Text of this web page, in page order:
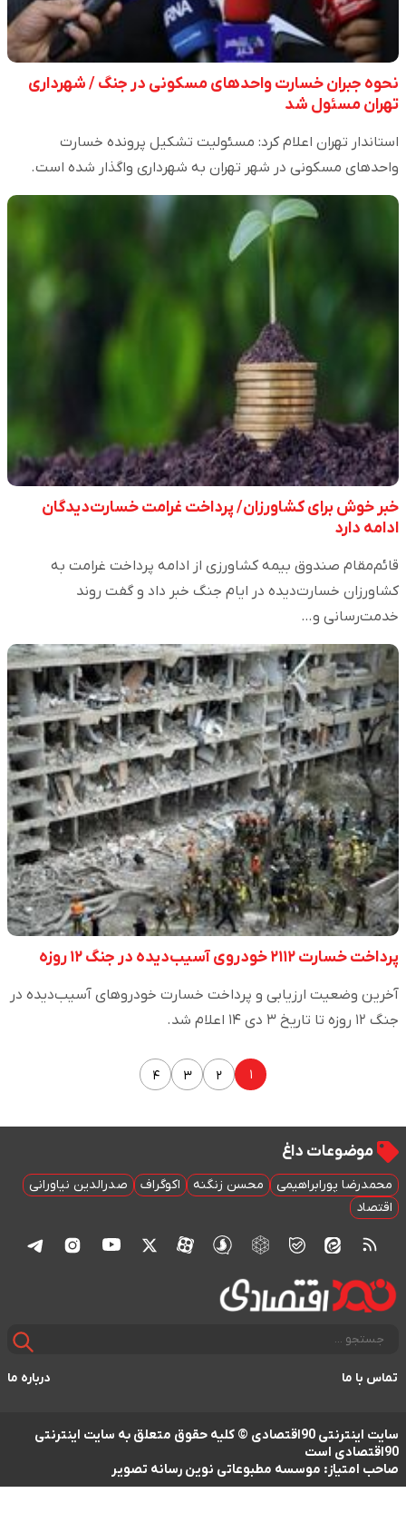
نحوه جبران خسارت واحدهای مسکونی در جنگ / شهرداری
تهران مسئول شد
استاندار تهران اعلام کرد: مسئولیت تشکیل پرونده خسارت
واحدهای مسکونی در شهر تهران به شهرداری واگذار شده است.
خبر خوش برای کشاورزان/ پرداخت غرامت خسارت‌دیدگان
ادامه دارد
قائم‌مقام صندوق بیمه کشاورزی از ادامه پرداخت غرامت به
کشاورزان خسارت‌دیده در ایام جنگ خبر داد و گفت روند
خدمت‌رسانی و…
پرداخت خسارت ۲۱۱۲ خودروی آسیب‌دیده در جنگ ۱۲ روزه
آخرین وضعیت ارزیابی و پرداخت خسارت خودروهای آسیب‌دیده در
جنگ ۱۲ روزه تا تاریخ ۳ دی ۱۴ اعلام شد.
۱ ۲ ۳ ۴
موضوعات داغ
محمدرضا پورابراهیمی محسن زنگنه اکوگراف
صدرالدین نیاورانی
اقتصاد
تماس با ما درباره ما
سایت اینترنتی 90اقتصادی © کلیه حقوق متعلق به سایت اینترنتی
90اقتصادی است
صاحب امتیاز: موسسه مطبوعاتی نوین رسانه تصویر